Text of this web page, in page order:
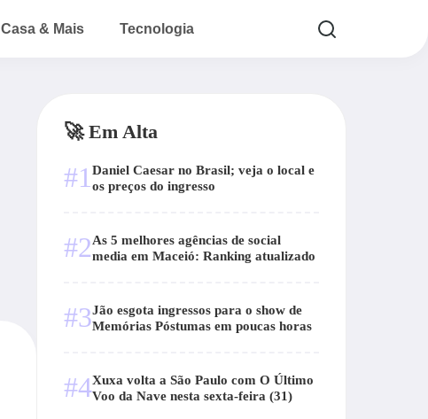
Casa & Mais Tecnologia
🚀 Em Alta
#1 Daniel Caesar no Brasil; veja o local e
os preços do ingresso
#2As 5 melhores agências de social
media em Maceió: Ranking atualizado
#3Jão esgota ingressos para o show de
Memórias Póstumas em poucas horas
#4Xuxa volta a São Paulo com O Último
Voo da Nave nesta sexta-feira (31)